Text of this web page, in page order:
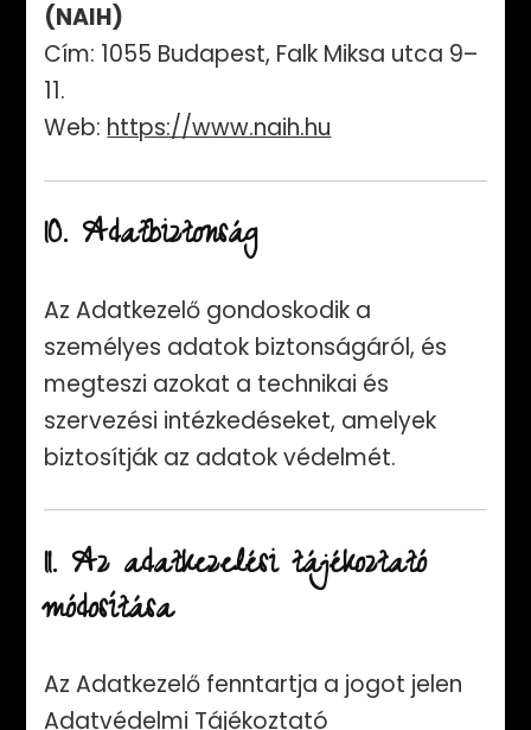
(NAIH)
Cím: 1055 Budapest, Falk Miksa utca 9–
11.
Web: https://www.naih.hu
10. Adatbiztonság
Az Adatkezelő gondoskodik a
személyes adatok biztonságáról, és
megteszi azokat a technikai és
szervezési intézkedéseket, amelyek
biztosítják az adatok védelmét.
11. Az adatkezelési tájékoztató
módosítása
Az Adatkezelő fenntartja a jogot jelen
Adatvédelmi Tájékoztató